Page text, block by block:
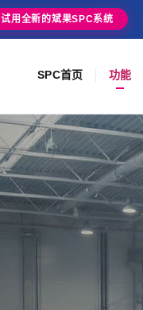
试用全新的斌果SPC系统
SPC首页 功能